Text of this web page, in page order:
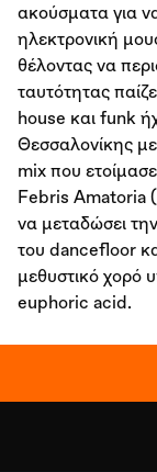
ακούσματα για
ηλεκτρονική
θέλοντας να
ταυτότητας
house και funk
Θεσσαλονίκης
mix που
Febris Amatoria
να μεταδώσει
του dancefloor
μεθυστικό χορό
euphoric acid.